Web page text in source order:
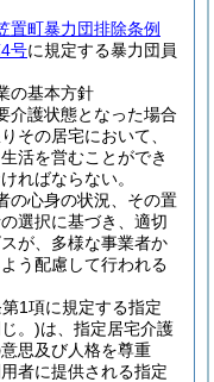
置町暴力団排除条例
号に規定する暴力団員
の基本方針
介護状態となった場合
その居宅において、
活を営むことができ
ればならない。
の心身の状況、その置
選択に基づき、適切
が、多様な事業者か
う配慮して行われる
1項に規定する指定
。)は、指定居宅介護
思及び人格を尊重
者に提供される指定